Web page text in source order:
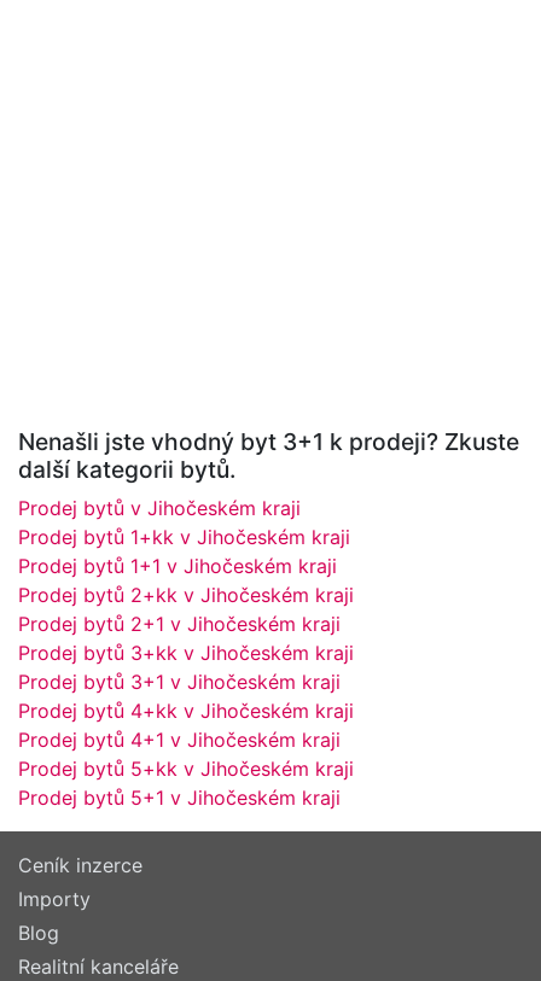
Nenašli jste vhodný byt 3+1 k prodeji? Zkuste
další kategorii bytů.
Prodej bytů v Jihočeském kraji
Prodej bytů 1+kk v Jihočeském kraji
Prodej bytů 1+1 v Jihočeském kraji
Prodej bytů 2+kk v Jihočeském kraji
Prodej bytů 2+1 v Jihočeském kraji
Prodej bytů 3+kk v Jihočeském kraji
Prodej bytů 3+1 v Jihočeském kraji
Prodej bytů 4+kk v Jihočeském kraji
Prodej bytů 4+1 v Jihočeském kraji
Prodej bytů 5+kk v Jihočeském kraji
Prodej bytů 5+1 v Jihočeském kraji
Ceník inzerce
Importy
Blog
Realitní kanceláře